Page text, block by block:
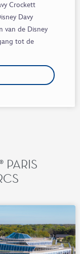
Crockett
Davy
van de Disney
tot de
PARIS